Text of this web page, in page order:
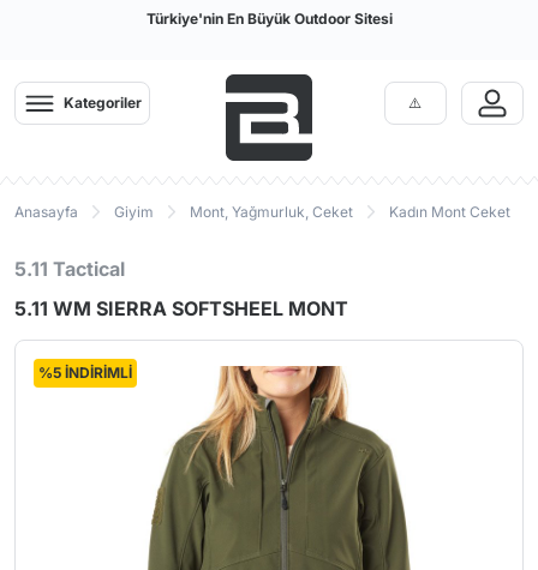
Türkiye'nin En Büyük Outdoor Sitesi
Kategoriler
Anasayfa Giyim Mont, Yağmurluk, Ceket Kadın Mont Ceket
5.11 Tactical
5.11 WM SIERRA SOFTSHEEL MONT
%5 İNDİRİMLİ